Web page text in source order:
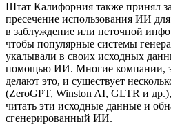
Штат Калифорния также принял
пресечение использования ИИ
в заблуждение или неточной
чтобы популярные системы
укалывали в своих исходных
помощью ИИ. Многие компании,
делают это, и существует
(ZeroGPT, Winston AI, GLTR и
читать эти исходные данные и
сгенерированный ИИ.